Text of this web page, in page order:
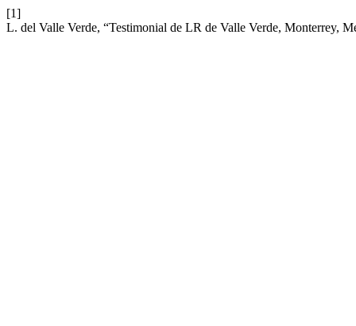
[1]
L. del Valle Verde, “Testimonial de LR de Valle Verde, Monterrey,